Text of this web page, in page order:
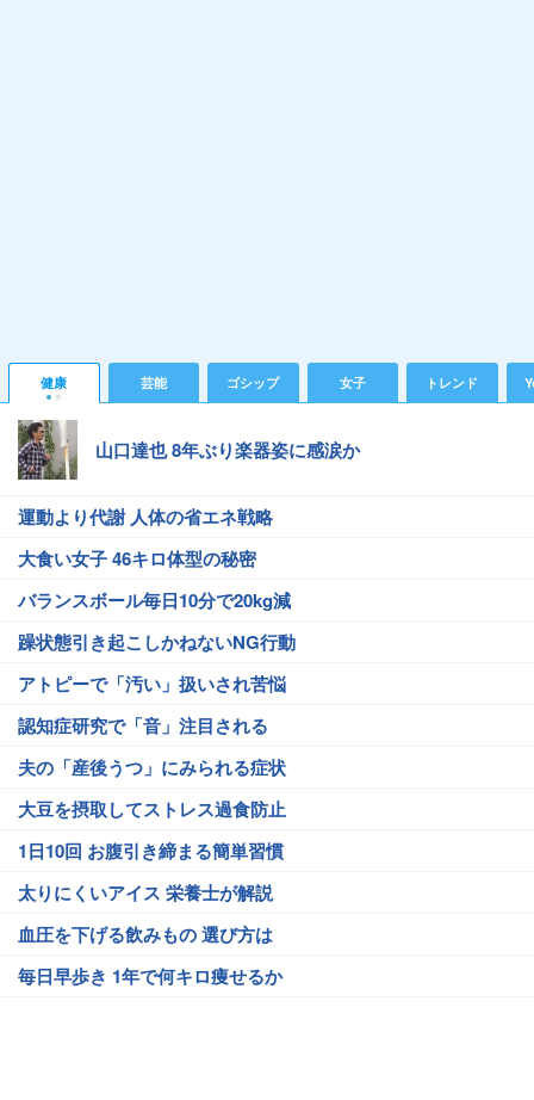
健康 芸能 ゴシップ 女子 トレンド
山口達也 8年ぶり楽器姿に感涙か
運動より代謝 人体の省エネ戦略
大食い女子 46キロ体型の秘密
バランスボール毎日10分で20kg減
躁状態引き起こしかねないNG行動
アトピーで「汚い」扱いされ苦悩
認知症研究で「音」注目される
夫の「産後うつ」にみられる症状
大豆を摂取してストレス過食防止
1日10回 お腹引き締まる簡単習慣
太りにくいアイス 栄養士が解説
血圧を下げる飲みもの 選び方は
毎日早歩き 1年で何キロ痩せるか